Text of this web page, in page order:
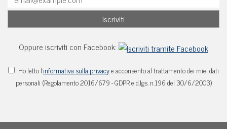
Oppure iscriviti con Facebook:
Ho letto l'informativa sulla privacye acconsento al trattamento dei miei dati
personali (Regolamento 2016/679 - GDPR e d.lgs. n.196 del 30/6/2003)